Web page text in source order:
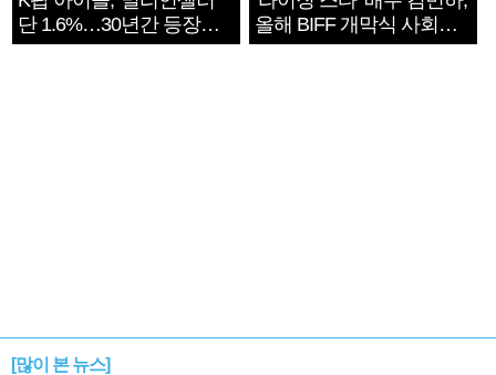
단 1.6%…30년간 등장
1182개팀 전수조사
올해 BIFF 개막식 사회자
확정
[많이 본 뉴스]